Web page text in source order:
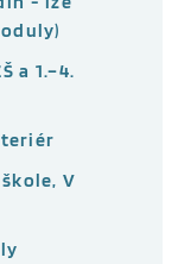
a 1.–4.
V